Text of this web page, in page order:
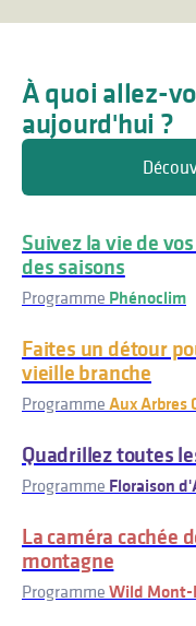
À quoi allez-
aujourd'hui ?
Suivez la vie de
des saisons
Programme Phénoclim
Faites un détour
vieille branche
Programme Aux Arbres
Quadrillez toutes
Programme Floraison
La caméra cachée
montagne
Programme Wild Mont-